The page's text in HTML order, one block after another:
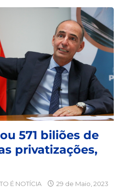
571 biliões de
privatizações,
É NOTÍCIA 29 de Maio, 2023